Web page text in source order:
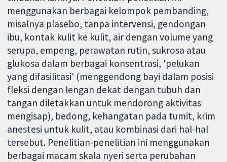
menggunakan berbagai kelompok pembanding,
misalnya plasebo, tanpa intervensi, gendongan
ibu, kontak kulit ke kulit, air dengan volume yang
serupa, empeng, perawatan rutin, sukrosa atau
glukosa dalam berbagai konsentrasi, 'pelukan
yang difasilitasi' (menggendong bayi dalam posisi
fleksi dengan lengan dekat dengan tubuh dan
tangan diletakkan untuk mendorong aktivitas
mengisap), bedong, kehangatan pada tumit, krim
anestesi untuk kulit, atau kombinasi dari hal-hal
tersebut. Penelitian-penelitian ini menggunakan
berbagai macam skala nyeri serta perubahan